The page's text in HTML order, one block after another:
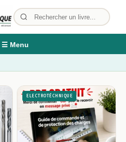
☰ Menu
ELECTROTÉCHNIQUE